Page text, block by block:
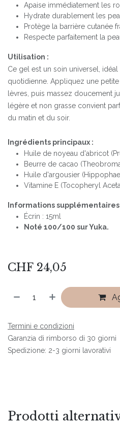
Apaise immédiatement les
Hydrate durablement les
Protège la barrière cutanée
Respecte parfaitement la
Utilisation :
Ce gel est un soin universel,
quotidienne. Appliquez une
lèvres, puis massez doucement
légère et non grasse convient
du matin et du soir.
Ingrédients principaux :
Huile de noyeau d'abricot
Beurre de cacao
Huile d'argousier
Vitamine E (Tocopheryl
Informations supplémentaires
Écrin : 15ml
Noté 100/100 sur Yuka.
CHF 24,05
Termini e condizioni
Garanzia di rimborso di 30 giorni
Spedizione: 2-3 giorni lavorativi
Prodotti